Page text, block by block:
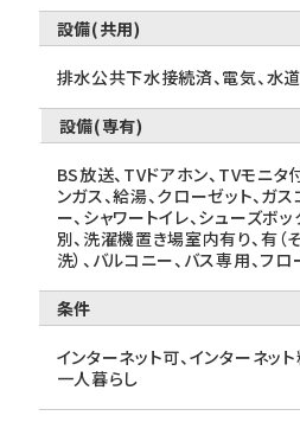
設備(共用)
排水公共下水接続済、電気、水
設備(専有)
BS放送、TVドアホン、TVモニタ
ンガス、給湯、クローゼット、ガ
ー、シャワートイレ、シューズボ
別、洗濯機置き場室内有り、有（
洗）、バルコニー、バス専用、フ
条件
インターネット可、インターネッ
一人暮らし